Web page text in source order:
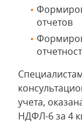
отчетов
учета,
НДФЛ-6 за 4